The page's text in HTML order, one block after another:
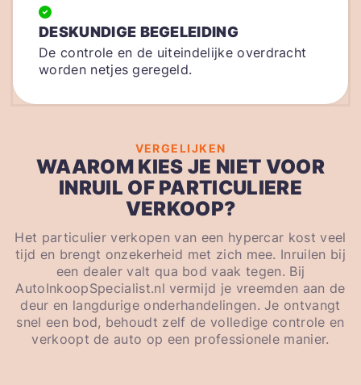
DESKUNDIGE BEGELEIDING
De controle en de uiteindelijke overdracht
worden netjes geregeld.
VERGELIJKEN
WAAROM KIES JE NIET VOOR
INRUIL OF PARTICULIERE
VERKOOP?
Het particulier verkopen van een hypercar kost veel
tijd en brengt onzekerheid met zich mee. Inruilen bij
een dealer valt qua bod vaak tegen. Bij
AutoInkoopSpecialist.nl vermijd je vreemden aan de
deur en langdurige onderhandelingen. Je ontvangt
snel een bod, behoudt zelf de volledige controle en
verkoopt de auto op een professionele manier.